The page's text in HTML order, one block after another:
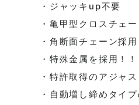
・ジャッキup不要
・亀甲型クロスチェ
・角断面チェーン採
・特殊金属を採用！
・特許取得のアジャス
・自動増し締めタイ